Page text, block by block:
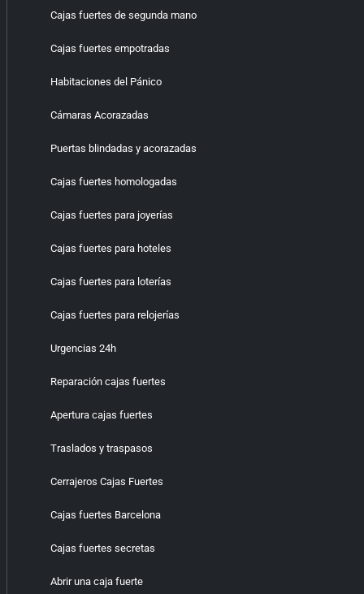
Cajas fuertes de segunda mano
Cajas fuertes empotradas
Habitaciones del Pánico
Cámaras Acorazadas
Puertas blindadas y acorazadas
Cajas fuertes homologadas
Cajas fuertes para joyerías
Cajas fuertes para hoteles
Cajas fuertes para loterías
Cajas fuertes para relojerías
Urgencias 24h
Reparación cajas fuertes
Apertura cajas fuertes
Traslados y traspasos
Cerrajeros Cajas Fuertes
Cajas fuertes Barcelona
Cajas fuertes secretas
Abrir una caja fuerte